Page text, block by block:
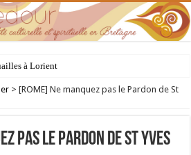
à Lorient
Dol, père de la Bretagne chrétienne
> [ROME] Ne manquez pas le Pardon de St
pas le Pardon de St Yves